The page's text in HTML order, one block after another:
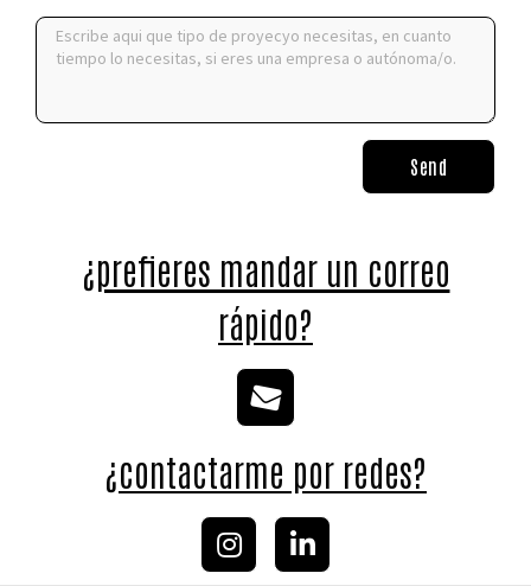
Send
¿prefieres mandar un correo
rápido?
¿contactarme por redes?